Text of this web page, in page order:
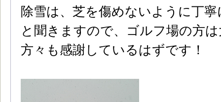
除雪は、芝を傷めないように丁
と聞きますので、ゴルフ場の方
方々も感謝しているはずです！